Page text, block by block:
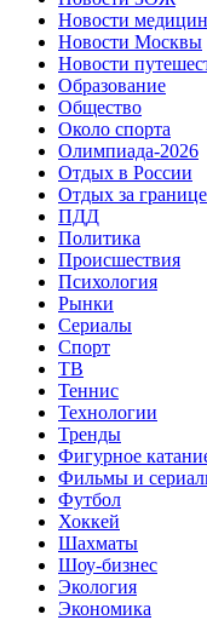
Новости
Новости Москвы
Новости
Образование
Общество
Около спорта
Олимпиада-2026
Отдых в России
Отдых за
ПДД
Политика
Происшествия
Психология
Рынки
Сериалы
Спорт
ТВ
Теннис
Технологии
Тренды
Фигурное
Фильмы и
Футбол
Хоккей
Шахматы
Шоу-бизнес
Экология
Экономика